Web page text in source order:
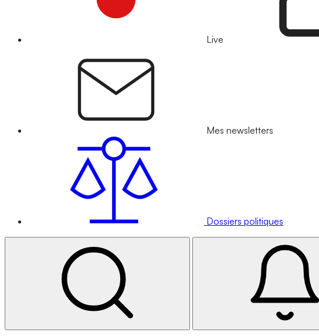
Live
Mes newsletters
Dossiers politiques